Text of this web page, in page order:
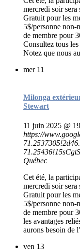
mercredi soir sera
Gratuit pour les
5$/personne non-
de membre pour
Consultez tous
Notez que nous
mer 11
Milonga
Stewart
11 juin 2025 @
https://
Québec
Cet été, la
mercredi soir sera
Gratuit pour les
5$/personne non-
de membre pour
les avantages
aurons besoin de
ven 13